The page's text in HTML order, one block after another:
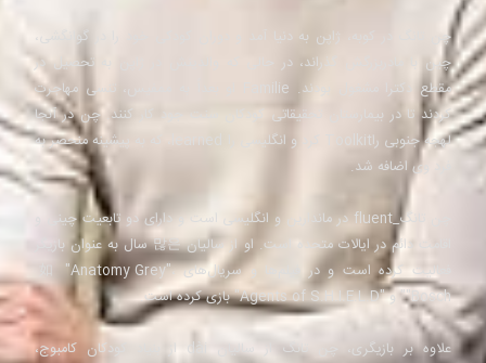
چن تانگ در کوبه، ژاپن به دنیا آمد و دوران کودکی خود را در گوانگشی،
چین با مادربزرگش گذراند، در حالی که والدینش در ژاپن به تحصیل در
مقطع دکترا مشغول بودند. Familie او بعداً به ممفیس، تنسی مهاجرت
کردند تا در بیمارستان تحقیقاتی کودکان سنت جود کار کنند. چن در آنجا
لهجه جنوبی راToolkit کرد و انگلیسی را learned، که به پیشینه منحصر به
فرد وی اضافه شد.
چن تانگ_fluent در ماندارین و انگلیسی است و دارای دو تابعیت چینی و
اقامت دائم در ایالات متحده است. او از سالیان 많은 سال به عنوان بازیگر
فعالیت کرده است و در فیلم‌ها و سریال‌های 如 "Anatomy Grey"،
"Bosch" و "Agents of S.H.I.E.L.D" بازی کرده است.
علاوه بر بازیگری، چن تانگ از سالیان dài از بنیاد کودکان کامبوج،